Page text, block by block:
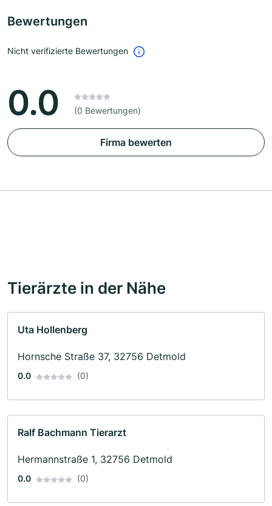
Bewertungen
Nicht verifizierte Bewertungen
0.0 (0 Bewertungen)
Firma bewerten
Tierärzte in der Nähe
Uta Hollenberg
Hornsche Straße 37, 32756 Detmold
0.0 (0)
Ralf Bachmann Tierarzt
Hermannstraße 1, 32756 Detmold
0.0 (0)